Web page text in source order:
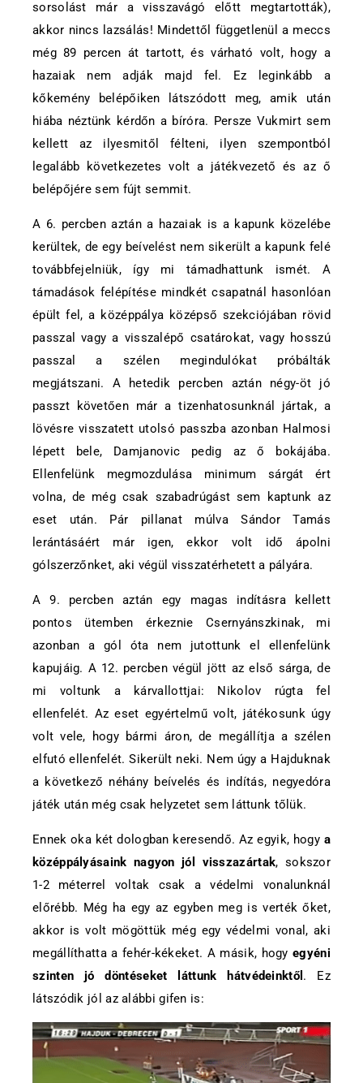
sorsolást már a visszavágó előtt megtartották),
akkor nincs lazsálás! Mindettől függetlenül a meccs
még 89 percen át tartott, és várható volt, hogy a
hazaiak nem adják majd fel. Ez leginkább a
kőkemény belépőiken látszódott meg, amik után
hiába néztünk kérdőn a bíróra. Persze Vukmirt sem
kellett az ilyesmitől félteni, ilyen szempontból
legalább következetes volt a játékvezető és az ő
belépőjére sem fújt semmit.
A 6. percben aztán a hazaiak is a kapunk közelébe
kerültek, de egy beívelést nem sikerült a kapunk felé
továbbfejelniük, így mi támadhattunk ismét. A
támadások felépítése mindkét csapatnál hasonlóan
épült fel, a középpálya középső szekciójában rövid
passzal vagy a visszalépő csatárokat, vagy hosszú
passzal a szélen megindulókat próbálták
megjátszani. A hetedik percben aztán négy-öt jó
passzt követően már a tizenhatosunknál jártak, a
lövésre visszatett utolsó passzba azonban Halmosi
lépett bele, Damjanovic pedig az ő bokájába.
Ellenfelünk megmozdulása minimum sárgát ért
volna, de még csak szabadrúgást sem kaptunk az
eset után. Pár pillanat múlva Sándor Tamás
lerántásáért már igen, ekkor volt idő ápolni
gólszerzőnket, aki végül visszatérhetett a pályára.
A 9. percben aztán egy magas indításra kellett
pontos ütemben érkeznie Csernyánszkinak, mi
azonban a gól óta nem jutottunk el ellenfelünk
kapujáig. A 12. percben végül jött az első sárga, de
mi voltunk a kárvallottjai: Nikolov rúgta fel
ellenfelét. Az eset egyértelmű volt, játékosunk úgy
volt vele, hogy bármi áron, de megállítja a szélen
elfutó ellenfelét. Sikerült neki. Nem úgy a Hajduknak
a következő néhány beívelés és indítás, negyedóra
játék után még csak helyzetet sem láttunk tőlük.
Ennek oka két dologban keresendő. Az egyik, hogy a
középpályásaink nagyon jól visszazártak, sokszor
1-2 méterrel voltak csak a védelmi vonalunknál
előrébb. Még ha egy az egyben meg is verték őket,
akkor is volt mögöttük még egy védelmi vonal, aki
megállíthatta a fehér-kékeket. A másik, hogyegyéni
szinten jó döntéseket láttunk hátvédeinktől . Ez
látszódik jól az alábbi gifen is: